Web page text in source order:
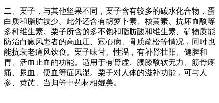
二、栗子，与其他坚果不同，栗子含有较多的碳水化合物，蛋
白质和脂肪较少。此外还含有胡萝卜素、核黄素、抗坏血酸等
多种维生素。栗子所含的多不饱和脂肪酸和维生素、矿物质能
防治白癜风患者的高血压、冠心病、骨质疏松等情况，同时也
能抗衰老痛风饮食。栗子味甘、性温，有补肾壮阳、健脾和
胃、活血止血的功能。适用于有肾虚、腰膝酸软无力、筋骨疼
痛、尿血、便血等症风湿。栗子对人体的滋补功能，可与人
参、黄芪、当归等中药材相媲美。